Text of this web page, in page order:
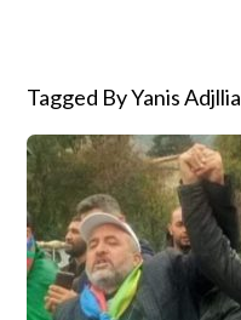
Tagged By Yanis Adjllia